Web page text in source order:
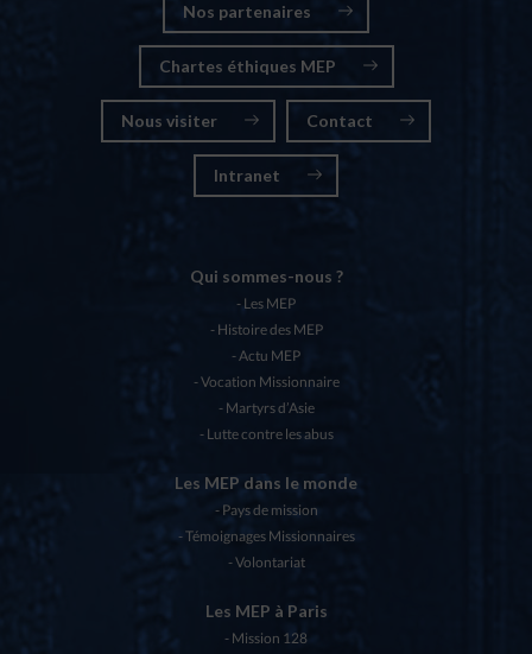
Nos partenaires
Chartes éthiques MEP
Nous visiter Contact
Intranet
Qui sommes-nous ?
Les MEP
Histoire des MEP
Actu MEP
Vocation Missionnaire
Martyrs d’Asie
Lutte contre les abus
Les MEP dans le monde
Pays de mission
Témoignages Missionnaires
Volontariat
Les MEP à Paris
Mission 128